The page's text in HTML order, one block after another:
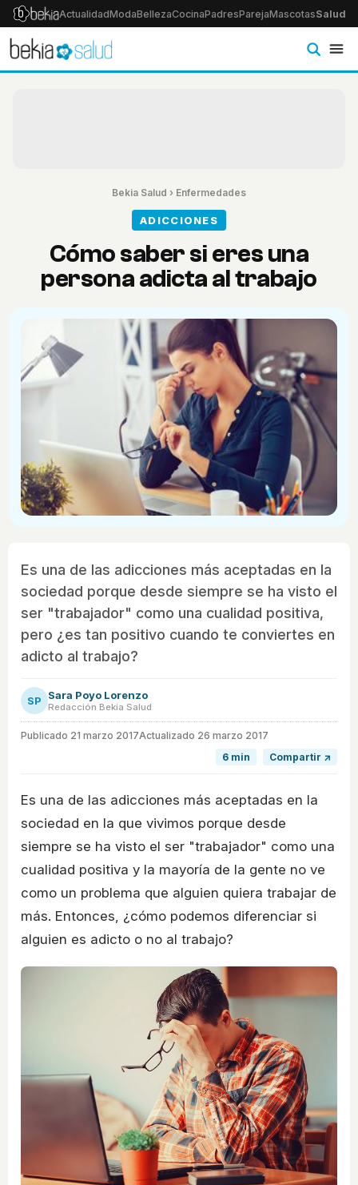
ActualidadModaBellezaCocinaPadresParejaMascotasSalud
Bekia Salud › Enfermedades
ADICCIONES
Cómo saber si eres una
persona adicta al trabajo
Es una de las adicciones más aceptadas en la
sociedad porque desde siempre se ha visto el
ser "trabajador" como una cualidad positiva,
pero ¿es tan positivo cuando te conviertes en
adicto al trabajo?
SP Sara Poyo Lorenzo
Redacción Bekia Salud
Publicado 21 marzo 2017Actualizado 26 marzo 2017
6 min
Compartir ↗
Es una de las adicciones más aceptadas en la
sociedad en la que vivimos porque desde
siempre se ha visto el ser "trabajador" como una
cualidad positiva y la mayoría de la gente no ve
como un problema que alguien quiera trabajar de
más. Entonces, ¿cómo podemos diferenciar si
alguien es adicto o no al trabajo?